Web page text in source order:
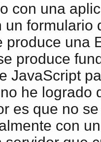
con una
un formulario
produce una
produce
JavaScript
he logrado
es que no
con